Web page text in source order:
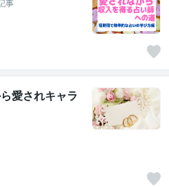
事
愛されキャラ